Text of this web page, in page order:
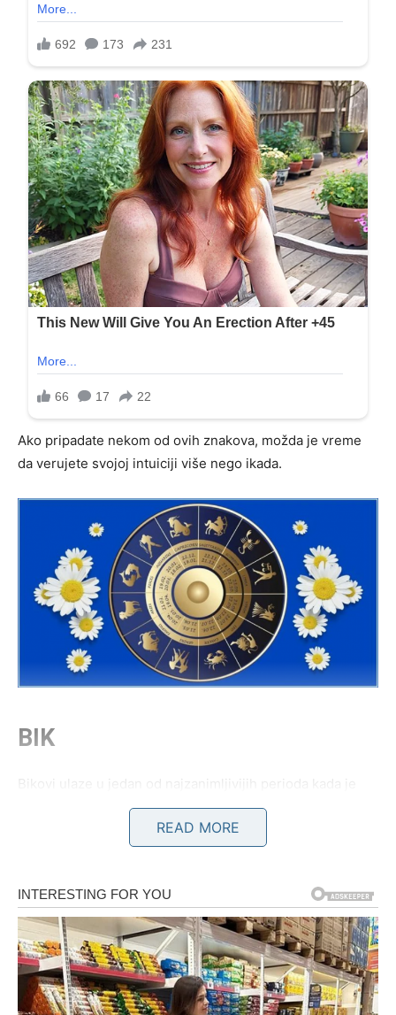
Ako pripadate nekom od ovih znakova, možda je vreme
da verujete svojoj intuiciji više nego ikada.
BIK
Bikovi ulaze u jedan od najzanimljivijih perioda kada je
finansijska sreća u pitanju. Već duže vreme imaju osećaj
da mnogo daju, rade i ulažu trud, a da rezultati ne dolaze
onom brzinom kojom bi želeli. Međutim, univerzum sada
Planetarni aspekti donose im mogućnost da do novca
dođu na potpuno neočekivan način. Upravo zbog toga
mnogi astrolozi smatraju da bi Bikovi narednih dana mogli
da imaju posebno izraženu sreću kada su u pitanju
READ MORE